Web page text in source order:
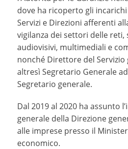
dove ha ricoperto gli
Servizi e Direzioni afferenti
vigilanza dei settori delle reti,
audiovisivi, multimediali e
nonché Direttore del Servizio
altresì Segretario Generale
Segretario generale.
Dal 2019 al 2020 ha assunto
generale della Direzione
alle imprese presso il
economico.